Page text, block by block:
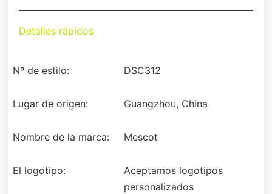
Detalles rápidos
Nº de estilo: DSC312
Lugar de origen: Guangzhou, China
Nombre de la marca: Mescot
El logotipo:
Aceptamos logotipos
personalizados